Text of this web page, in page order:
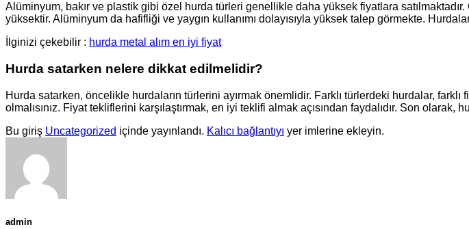
Alüminyum, bakır ve plastik gibi özel hurda türleri genellikle daha yüksek fiyatlara
yüksektir. Alüminyum da hafifliği ve yaygın kullanımı dolayısıyla yüksek talep görmekte.
İlginizi çekebilir : hurda metal alım en iyi fiyat
Hurda satarken nelere dikkat edilmelidir?
Hurda satarken, öncelikle hurdaların türlerini ayırmak önemlidir. Farklı türlerdeki hurdalar,
olmalısınız. Fiyat tekliflerini karşılaştırmak, en iyi teklifi almak açısından faydalıdır. Son
Bu giriş Uncategorized içinde yayınlandı. Kalıcı bağlantıyı yer imlerine ekleyin.
admin